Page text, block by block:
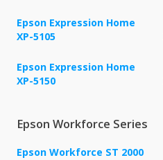
Epson Expression Home
XP-5105
Epson Expression Home
XP-5150
Epson Workforce Series
Epson Workforce ST 2000